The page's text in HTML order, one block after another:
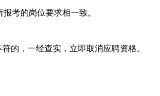
考的岗位要求相一致。
，一经查实，立即取消应聘资格。